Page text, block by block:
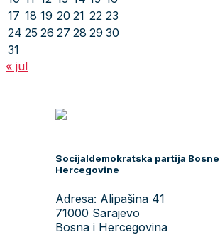
17 18 19 20 21 22 23
24 25 26 27 28 29 30
31
« jul
Socijaldemokratska partija Bosne
Hercegovine
Adresa: Alipašina 41
71000 Sarajevo
Bosna i Hercegovina